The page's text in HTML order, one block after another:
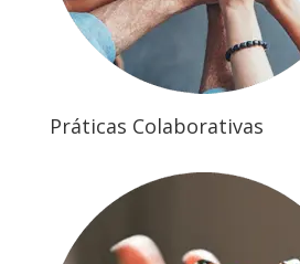
Práticas Colaborativas